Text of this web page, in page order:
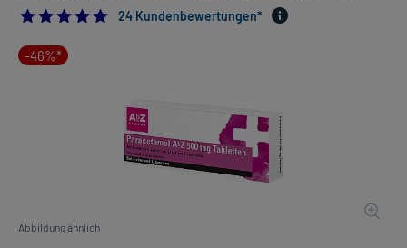
4.875
24 Kundenbewertungen*
-46%*
Abbildung ähnlich